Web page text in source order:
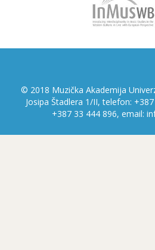
© 2018 Muzička Akademija
Josipa Štadlera 1/II, telefon:
+387 33 444 896, email: